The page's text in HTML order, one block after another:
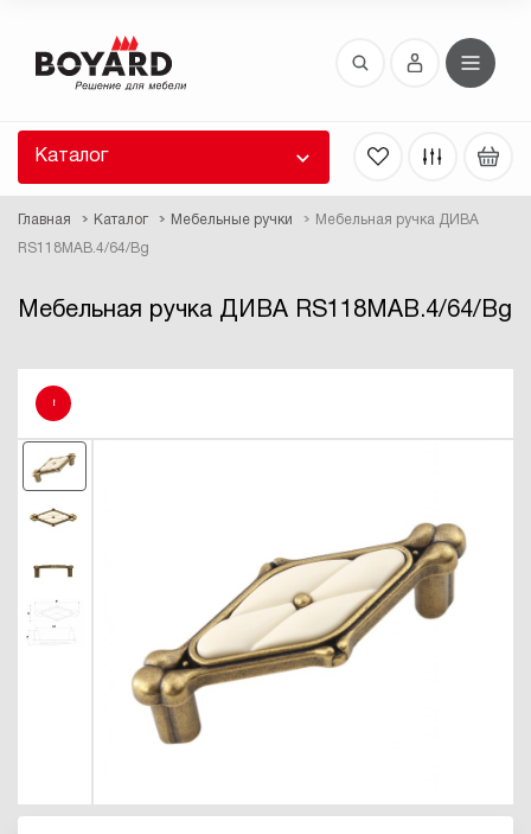
Каталог
Главная Каталог Мебельные ручки Мебельная ручка ДИВА
RS118MAB.4/64/Bg
Мебельная ручка ДИВА RS118MAB.4/64/Bg
!
Восстановление пароля
высланы вам по E-Mail.
ссылку для восстановления